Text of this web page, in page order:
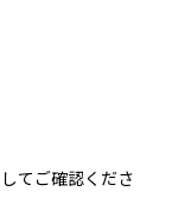
てご確認くださ